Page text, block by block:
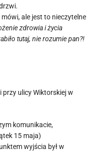
ale jest to nieczytelne
zdrowia i życia
tutaj, nie rozumie pan?!
ulicy Wiktorskiej w
komunikacie,
15 maja)
wyjścia był w